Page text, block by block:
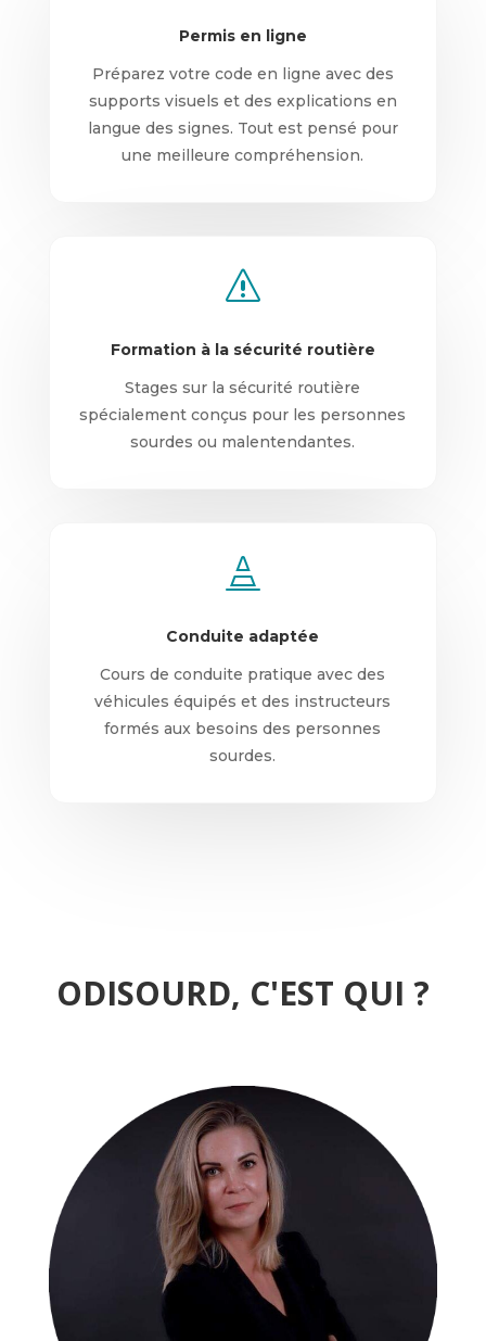
Permis en ligne
Préparez votre code en ligne avec des
supports visuels et des explications en
langue des signes. Tout est pensé pour
une meilleure compréhension.
s
Formation à la sécurité routière
Stages sur la sécurité routière
spécialement conçus pour les personnes
sourdes ou malentendantes.

Conduite adaptée
Cours de conduite pratique avec des
véhicules équipés et des instructeurs
formés aux besoins des personnes
sourdes.
ODISOURD, C'EST QUI ?